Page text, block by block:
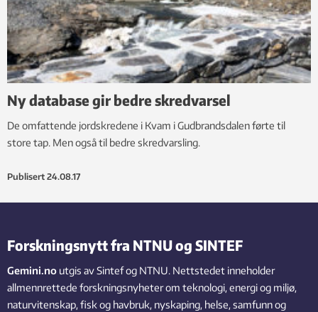
Ny database gir bedre skredvarsel
De omfattende jordskredene i Kvam i Gudbrandsdalen førte til
store tap. Men også til bedre skredvarsling.
Publisert 24.08.17
Forskningsnytt fra NTNU og SINTEF
Gemini.no utgis av Sintef og NTNU. Nettstedet inneholder
allmennrettede forskningsnyheter om teknologi, energi og miljø,
naturvitenskap, fisk og havbruk, nyskaping, helse, samfunn og